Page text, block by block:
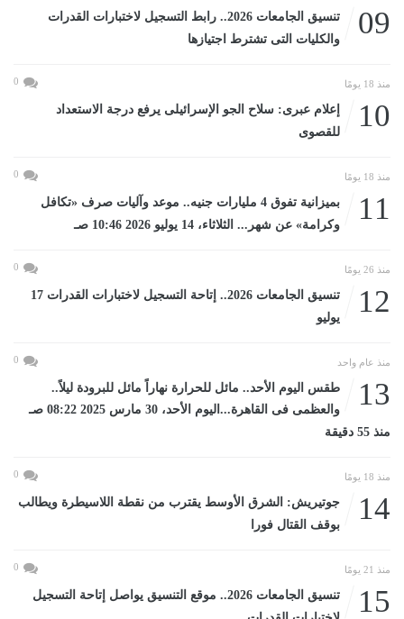
09
تنسيق الجامعات 2026.. رابط التسجيل لاختبارات القدرات
والكليات التى تشترط اجتيازها
منذ 18 يومًا 0
10
إعلام عبرى: سلاح الجو الإسرائيلى يرفع درجة الاستعداد
للقصوى
منذ 18 يومًا 0
11
بميزانية تفوق 4 مليارات جنيه.. موعد وآليات صرف «تكافل
وكرامة» عن شهر... الثلاثاء، 14 يوليو 2026 10:46 صـ
منذ 26 يومًا 0
12
تنسيق الجامعات 2026.. إتاحة التسجيل لاختبارات القدرات 17
يوليو
منذ عام واحد 0
13
طقس اليوم الأحد.. مائل للحرارة نهاراً مائل للبرودة ليلاً..
والعظمى فى القاهرة...اليوم الأحد، 30 مارس 2025 08:22 صـ
منذ 55 دقيقة
منذ 18 يومًا 0
14
جوتيريش: الشرق الأوسط يقترب من نقطة اللاسيطرة ويطالب
بوقف القتال فورا
منذ 21 يومًا 0
15
تنسيق الجامعات 2026.. موقع التنسيق يواصل إتاحة التسجيل